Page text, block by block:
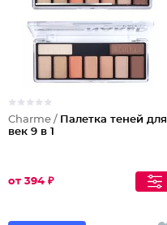
Charme / Палетка теней для
век 9 в 1
от 394 ₽